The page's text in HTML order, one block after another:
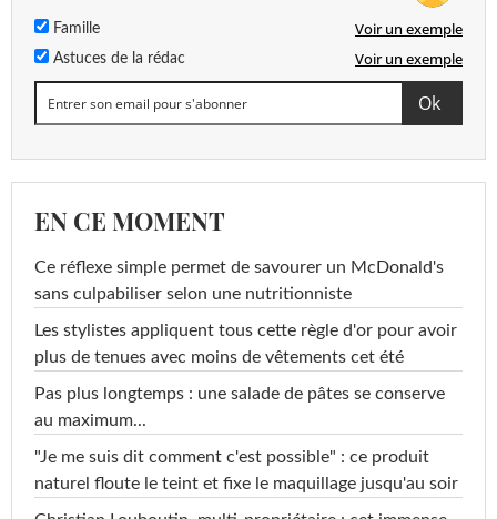
Famille Voir un exemple
Astuces de la rédac Voir un exemple
EN CE MOMENT
Ce réflexe simple permet de savourer un McDonald's
sans culpabiliser selon une nutritionniste
Les stylistes appliquent tous cette règle d'or pour avoir
plus de tenues avec moins de vêtements cet été
Pas plus longtemps : une salade de pâtes se conserve
au maximum...
"Je me suis dit comment c'est possible" : ce produit
naturel floute le teint et fixe le maquillage jusqu'au soir